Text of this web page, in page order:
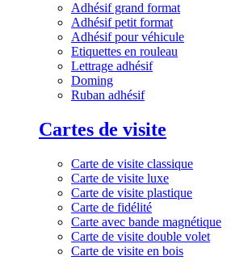
Adhésif grand format
Adhésif petit format
Adhésif pour véhicule
Etiquettes en rouleau
Lettrage adhésif
Doming
Ruban adhésif
Cartes de visite
Carte de visite classique
Carte de visite luxe
Carte de visite plastique
Carte de fidélité
Carte avec bande magnétique
Carte de visite double volet
Carte de visite en bois